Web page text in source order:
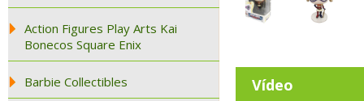
Action Figures Play Arts Kai
Bonecos Square Enix
Barbie Collectibles Vídeo